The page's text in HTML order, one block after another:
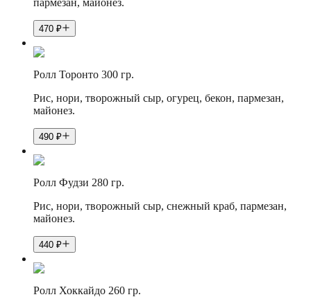
470 ₽
Ролл Торонто 300 гр.
Рис, нори, творожный сыр, огурец, бекон, пармезан,
майонез.
490 ₽
Ролл Фудзи 280 гр.
Рис, нори, творожный сыр, снежный краб, пармезан,
майонез.
440 ₽
Ролл Хоккайдо 260 гр.